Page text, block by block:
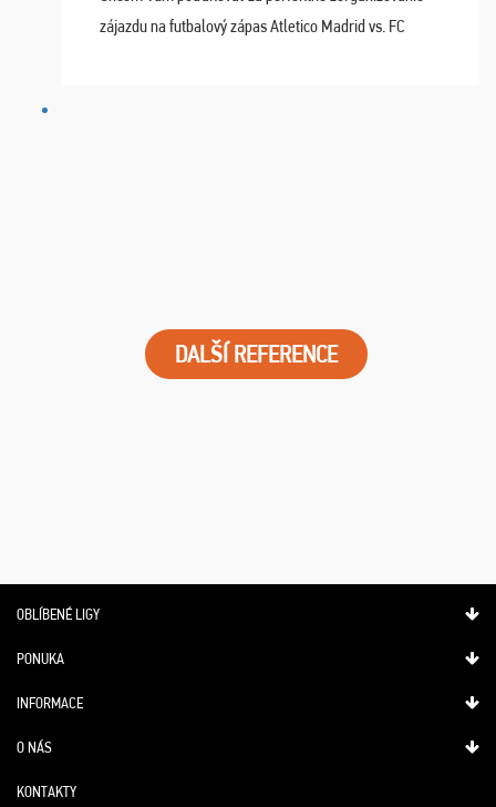
zájazdu na futbalový zápas Atletico Madrid vs. FC
DALŠÍ REFERENCE
OBLÍBENÉ LIGY
PONUKA
INFORMACE
O NÁS
KONTAKTY